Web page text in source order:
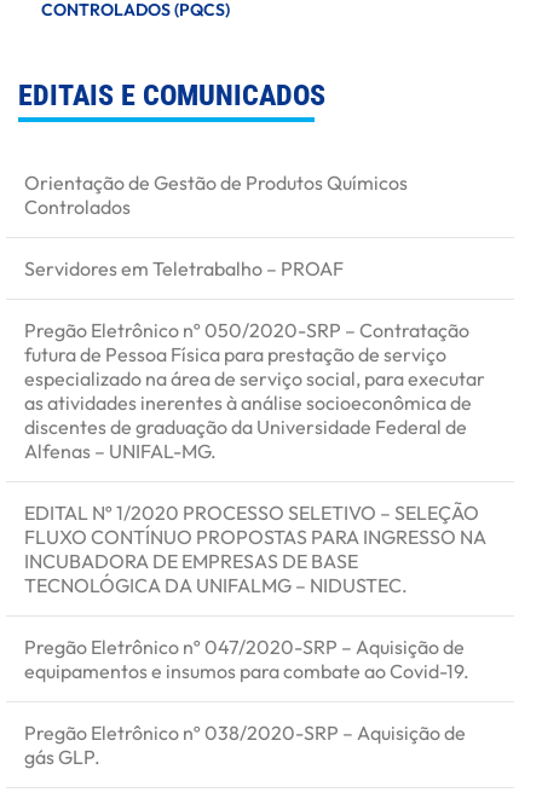
CONTROLADOS (PQCS)
EDITAIS E COMUNICADOS
Orientação de Gestão de Produtos Químicos
Controlados
Servidores em Teletrabalho – PROAF
Pregão Eletrônico nº 050/2020-SRP – Contratação
futura de Pessoa Física para prestação de serviço
especializado na área de serviço social, para executar
as atividades inerentes à análise socioeconômica de
discentes de graduação da Universidade Federal de
Alfenas – UNIFAL-MG.
EDITAL Nº 1/2020 PROCESSO SELETIVO – SELEÇÃO
FLUXO CONTÍNUO PROPOSTAS PARA INGRESSO NA
INCUBADORA DE EMPRESAS DE BASE
TECNOLÓGICA DA UNIFALMG – NIDUSTEC.
Pregão Eletrônico nº 047/2020-SRP – Aquisição de
equipamentos e insumos para combate ao Covid-19.
Pregão Eletrônico nº 038/2020-SRP – Aquisição de
gás GLP.